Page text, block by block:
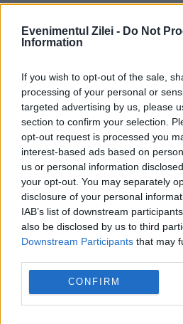
Evenimentul Zilei - Do Not
Information
If you wish to opt-out of the sale,
processing of your personal or
targeted advertising by us, please
section to confirm your selection.
opt-out request is processed you
interest-based ads based on
us or personal information
your opt-out. You may separately
disclosure of your personal
IAB’s list of downstream
also be disclosed by us to third
Downstream Participants that may
CONFIRM
JUSTITIE
UDMR sare în apărarea
judecată de DNA
„Suntem